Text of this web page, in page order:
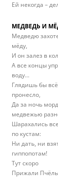
Ей некогда –
МЕДВЕДЬ И
Медведю
мёду,
И он залез в
А все концы
воду…
Глядишь бы
пронесло,
Да за ночь
медвежью
Шарахались
по кустам:
Ни дать, ни
гиппопотам!
Тут скоро
Прижали